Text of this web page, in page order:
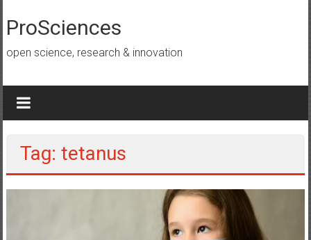
ke
konten
ProSciences
open science, research & innovation
Tag: tetanus